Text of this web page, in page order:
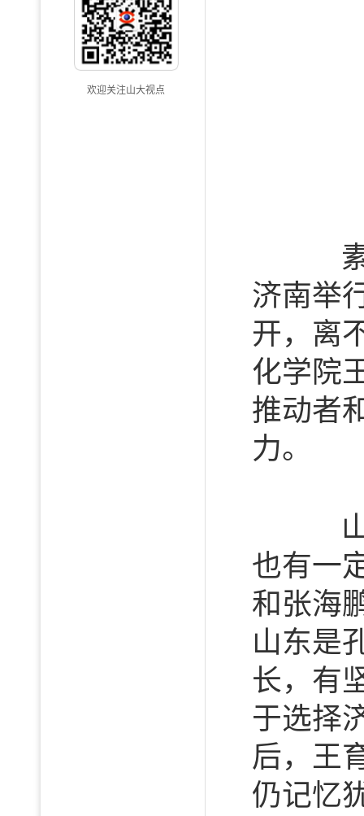
欢迎关注山大视点
素
济南举
开，离
化学院
推动者
力。
山
也有一
和张海
山东是
长，有
于选择
后，王
仍记忆